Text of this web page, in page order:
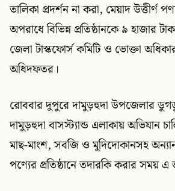
তালিকা প্রদর্শন না করা, মেয়াদ উত্তীর্ণ
অপরাধে বিভিন্ন প্রতিষ্ঠানকে ৯ হাজার
জেলা টাস্কফোর্স কমিটি ও ভোক্তা
অধিদফতর।
রোববার দুপুরে দামুড়হুদা উপজেলার
দামুড়হুদা বাসস্ট্যান্ড এলাকায় অভিযান
মাছ-মাংশ, সবজি ও মুদিদোকানসহ
পণ্যের প্রতিষ্ঠানে তদারকি করার সময় এ